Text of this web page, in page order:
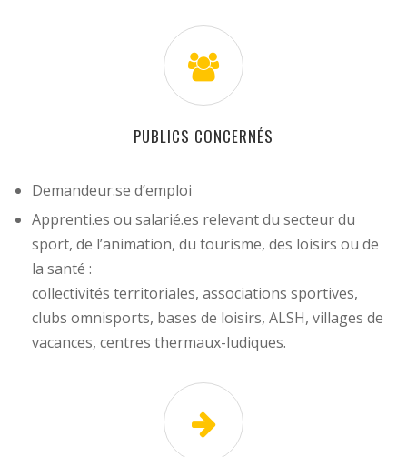
PUBLICS CONCERNÉS
Demandeur.se d’emploi
Apprenti.es ou salarié.es relevant du secteur du
sport, de l’animation, du tourisme, des loisirs ou de
la santé :
collectivités territoriales, associations sportives,
clubs omnisports, bases de loisirs, ALSH, villages de
vacances, centres thermaux-ludiques.